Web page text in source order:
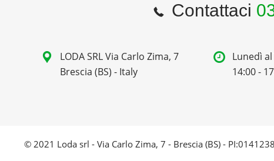
Contattaci
LODA SRL Via Carlo Zima, 7
Brescia (BS) - Italy
Lunedì
14:00 -
© 2021 Loda srl - Via Carlo Zima, 7 - Brescia (BS) -